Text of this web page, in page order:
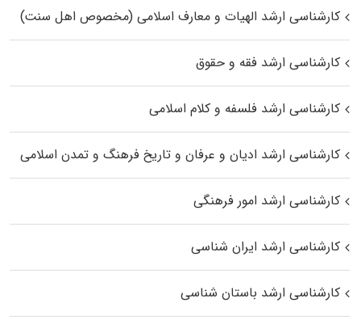
کارشناسی ارشد الهیات و معارف اسلامی (مخصوص اهل سنت)
کارشناسی ارشد فقه و حقوق
کارشناسی ارشد فلسفه و کلام اسلامی
کارشناسی ارشد ادیان و عرفان و تاریخ فرهنگ و تمدن اسلامی
کارشناسی ارشد امور فرهنگی
کارشناسی ارشد ایران شناسی
کارشناسی ارشد باستان شناسی